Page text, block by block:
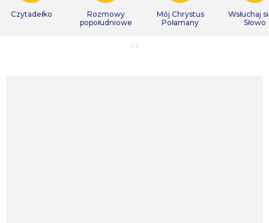
Czytadełko
Rozmowy
popołudniowe
Mój Chrystus
Połamany
Wsłuchaj
Słowo